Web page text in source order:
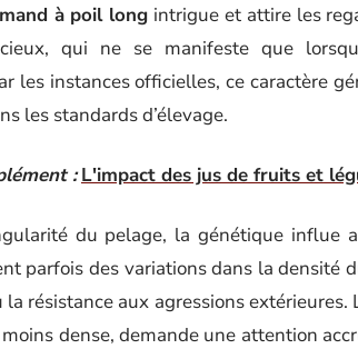
à poil long intrigue et attire les
qui ne se manifeste que
les instances officielles, ce caractère
les standards d’élevage.
: L'impact des jus de fruits et
du pelage, la génétique influe
parfois des variations dans la densité
la résistance aux agressions extérieures.
dense, demande une attention